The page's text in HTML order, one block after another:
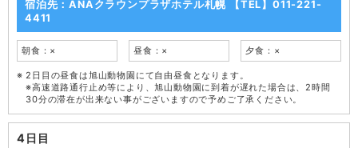
宿泊先：ANAクラウンプラザホテル札幌 【TEL】011-221-
4411
朝食：× 昼食：× 夕食：×
2日目の昼食は旭山動物園にて自由昼食となります。
※高速道路通行止め等により、旭山動物園に到着が遅れた場合は、2時間
30分の滞在が出来ない事がございますので予めご了承ください。
4日目